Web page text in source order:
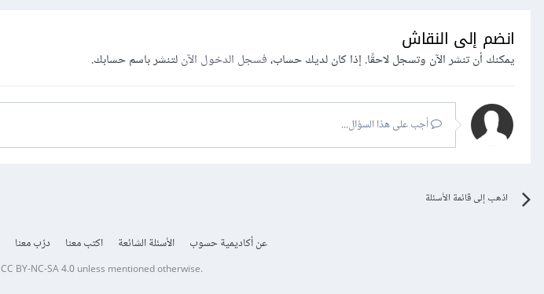
انضم إلى النقاش
يمكنك أن تنشر الآن وتسجل لاحقًا. إذا كان لديك حساب،فسجل الدخول الآنلتنشر باسم حسابك.
أجب على هذا السؤال...
اذهب إلى قائمة الأسئلة
عن أكاديمية حسوب الأسئلة الشائعة اكتب معنا درّب معنا
CC BY-NC-SA 4.0unless mentioned otherwise.